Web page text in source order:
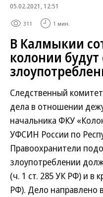
05.02.2021, 12:51
311 1 мин.
В Калмыкии
колонии
Следственный
дела в отношении
начальника ФКУ
УФСИН России по
Правоохранители
злоупотреблении
(ч. 1 ст. 285 УК РФ) и в
РФ). Дело направлено